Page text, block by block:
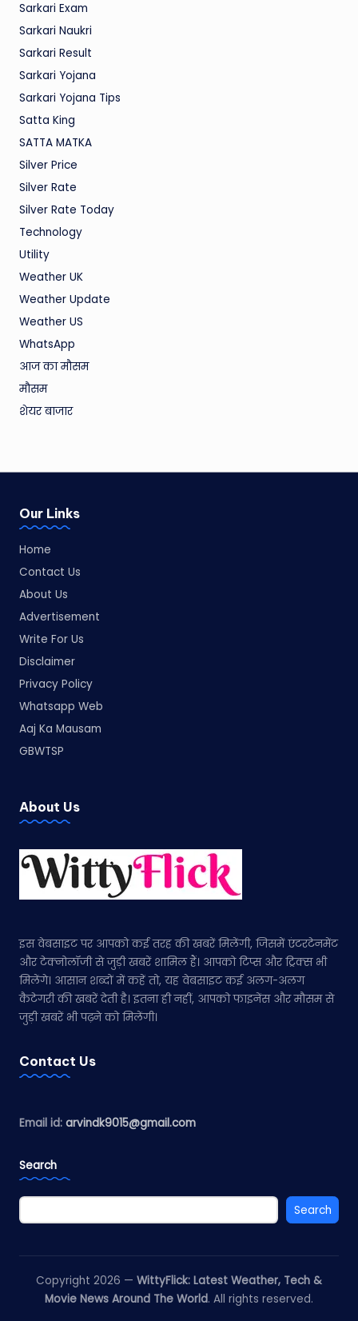
Sarkari Exam
Sarkari Naukri
Sarkari Result
Sarkari Yojana
Sarkari Yojana Tips
Satta King
SATTA MATKA
Silver Price
Silver Rate
Silver Rate Today
Technology
Utility
Weather UK
Weather Update
Weather US
WhatsApp
आज का मौसम
मौसम
शेयर बाजार
Our Links
Home
Contact Us
About Us
Advertisement
Write For Us
Disclaimer
Privacy Policy
Whatsapp Web
Aaj Ka Mausam
GBWTSP
About Us
इस वेबसाइट पर आपको कई तरह की खबरें मिलेंगी, जिसमें एंटरटेनमेंट
और टेक्नोलॉजी से जुड़ी खबरें शामिल हैं। आपको टिप्स और ट्रिक्स भी
मिलेंगे। आसान शब्दों में कहें तो, यह वेबसाइट कई अलग-अलग
कैटेगरी की खबरें देती है। इतना ही नहीं, आपको फाइनेंस और मौसम से
जुड़ी खबरें भी पढ़ने को मिलेंगी।
Contact Us
Email id: arvindk9015@gmail.com
Search
Search
Copyright 2026 — WittyFlick: Latest Weather, Tech &
Movie News Around The World. All rights reserved.